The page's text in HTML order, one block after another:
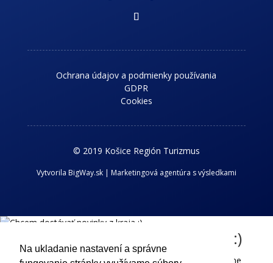
Na ukladanie nastavení a správne
Ochrana údajov a podmienky používania
GDPR
Cookies
© 2019 Košice Región Turizmus
Vytvorila BigWay.sk | Marketingová agentúra s výsledkami
Chcem dostávať novinky z kraja :)
Príhlaste sa k odberu nášho newslettra a dostávajte aktuálne